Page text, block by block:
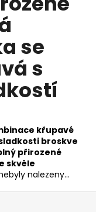
se
s
křupavé
broskve
přirozené
skvěle
nalezeny...